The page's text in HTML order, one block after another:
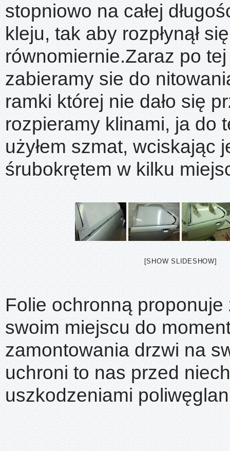
stopniowo na całej
kleju, tak aby rozpłynął się
równomiernie.Zaraz po
zabieramy sie do
ramki której nie dało się
rozpieramy klinami, ja do
użyłem szmat, wciskając
śrubokrętem w kilku
[SHOW SLIDESHOW]
Folie ochronną
swoim miejscu do
zamontowania drzwi na
uchroni to nas przed
uszkodzeniami